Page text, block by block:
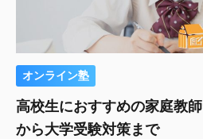
オンライン塾
高校生におすすめの家庭教
から大学受験対策まで